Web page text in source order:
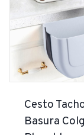
Cesto
Basura